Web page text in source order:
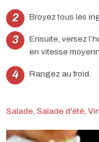
Broyez tous les
Ensuite, versez
en vitesse
Rangez au froid.
Salade, Salade d'été,